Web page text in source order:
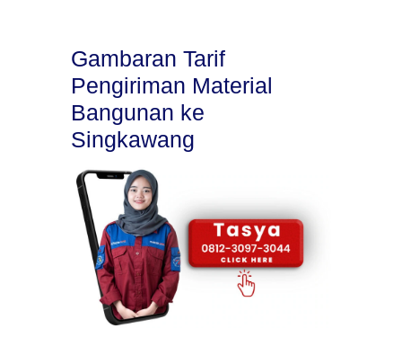
Gambaran Tarif
Pengiriman Material
Bangunan ke
Singkawang